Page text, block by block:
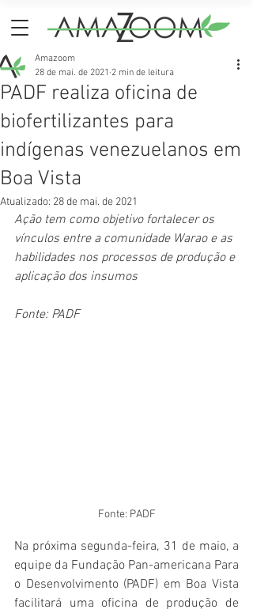
PADF realiza oficina de
biofertilizantes para
indígenas venezuelanos em
Boa Vista
Amazoom
28 de mai. de 2021 2 min de leitura
Atualizado: 28 de mai. de 2021
Ação tem como objetivo fortalecer os
vínculos entre a comunidade Warao e as
habilidades nos processos de produção e
aplicação dos insumos
Fonte: PADF
Fonte: PADF
Na próxima segunda-feira, 31 de maio, a
equipe da Fundação Pan-americana Para
o Desenvolvimento (PADF) em Boa Vista
facilitará uma oficina de produção de